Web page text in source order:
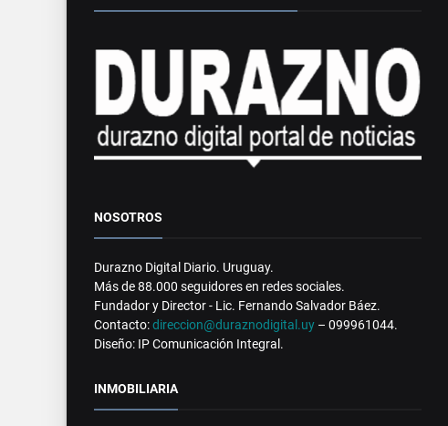
NOSOTROS
Durazno Digital Diario. Uruguay.
Más de 88.000 seguidores en redes sociales.
Fundador y Director - Lic. Fernando Salvador Báez.
Contacto:direccion@duraznodigital.uy – 099961044.
Diseño: IP Comunicación Integral.
INMOBILIARIA